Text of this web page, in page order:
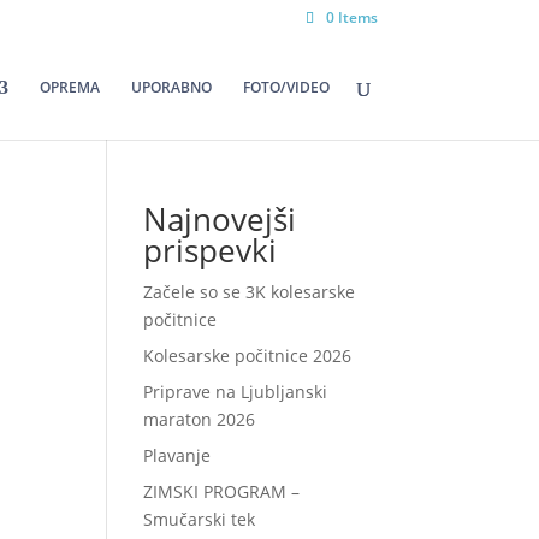
0 Items
OPREMA UPORABNO FOTO/VIDEO
Najnovejši
prispevki
Začele so se 3K kolesarske
počitnice
Kolesarske počitnice 2026
Priprave na Ljubljanski
maraton 2026
Plavanje
ZIMSKI PROGRAM –
Smučarski tek